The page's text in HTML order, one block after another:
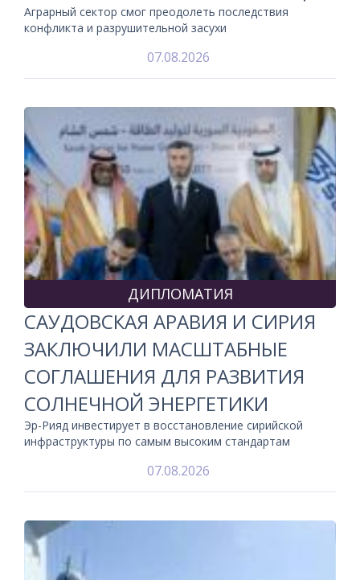
Аграрный сектор смог преодолеть последствия
конфликта и разрушительной засухи
07.08.2026
ДИПЛОМАТИЯ
САУДОВСКАЯ АРАВИЯ И СИРИЯ
ЗАКЛЮЧИЛИ МАСШТАБНЫЕ
СОГЛАШЕНИЯ ДЛЯ РАЗВИТИЯ
СОЛНЕЧНОЙ ЭНЕРГЕТИКИ
Эр-Рияд инвестирует в восстановление сирийской
инфраструктуры по самым высоким стандартам
07.08.2026